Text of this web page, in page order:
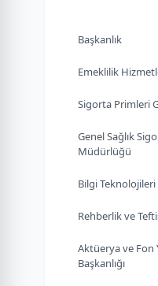
Başkanlık
Emeklilik
Sigorta Primleri
Genel Sağlık
Müdürlüğü
Bilgi
Rehberlik ve
Aktüerya ve Fon
Başkanlığı